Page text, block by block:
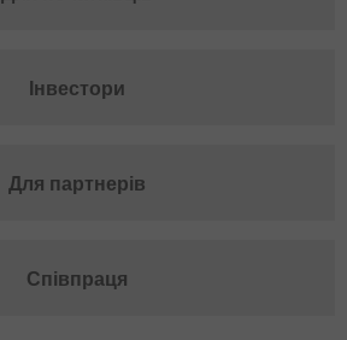
Інвестори
Для партнерів
Співпраця